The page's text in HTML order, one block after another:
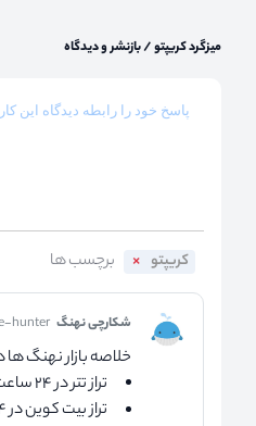
میزگرد کریپتو/بازنشر و دیدگاه
کریپتو
شکارچی نهنگ hunter
خلاصه بازار نهنگ ها در ۲۴ ساعت
تراز تتر در ۲۴ ساعت گذشته ۰
تراز بیت کوین در ۲۴ ساعت گذشته ۰